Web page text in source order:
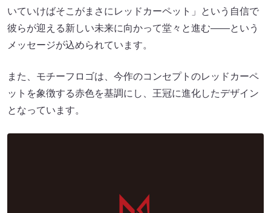
いていけばそこがまさにレッドカーペット」という自信で
彼らが迎える新しい未来に向かって堂々と進む――という
メッセージが込められています。
また、モチーフロゴは、今作のコンセプトのレッドカーペ
ットを象徴する赤色を基調にし、王冠に進化したデザイン
となっています。